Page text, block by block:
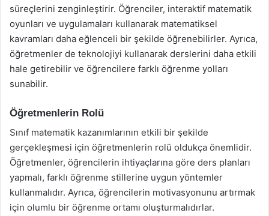
süreçlerini zenginleştirir. Öğrenciler, interaktif matematik
oyunları ve uygulamaları kullanarak matematiksel
kavramları daha eğlenceli bir şekilde öğrenebilirler. Ayrıca,
öğretmenler de teknolojiyi kullanarak derslerini daha etkili
hale getirebilir ve öğrencilere farklı öğrenme yolları
sunabilir.
Öğretmenlerin Rolü
Sınıf matematik kazanımlarının etkili bir şekilde
gerçekleşmesi için öğretmenlerin rolü oldukça önemlidir.
Öğretmenler, öğrencilerin ihtiyaçlarına göre ders planları
yapmalı, farklı öğrenme stillerine uygun yöntemler
kullanmalıdır. Ayrıca, öğrencilerin motivasyonunu artırmak
için olumlu bir öğrenme ortamı oluşturmalıdırlar.